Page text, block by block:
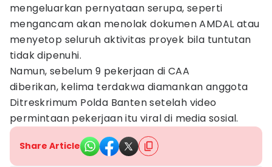
mengeluarkan pernyataan serupa, seperti
mengancam akan menolak dokumen AMDAL atau
menyetop seluruh aktivitas proyek bila tuntutan
tidak dipenuhi.
Namun, sebelum 9 pekerjaan di CAA
diberikan, kelima terdakwa diamankan anggota
Ditreskrimum Polda Banten setelah video
permintaan pekerjaan itu viral di media sosial.
Share Article